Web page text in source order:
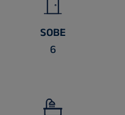
SOBE
6